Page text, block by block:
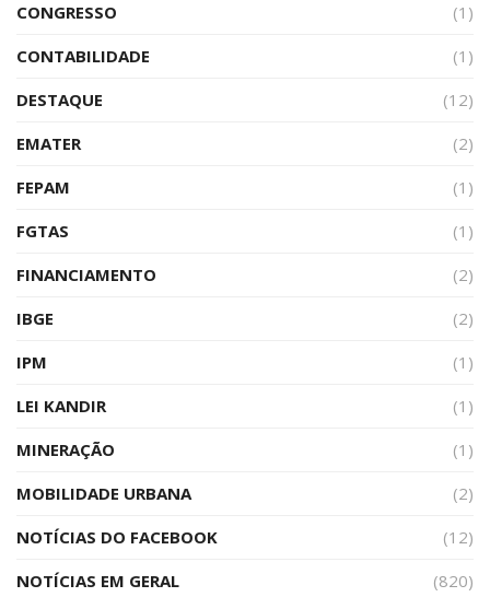
CONGRESSO
(1)
CONTABILIDADE
(1)
DESTAQUE
(12)
EMATER
(2)
FEPAM
(1)
FGTAS
(1)
FINANCIAMENTO
(2)
IBGE
(2)
IPM
(1)
LEI KANDIR
(1)
MINERAÇÃO
(1)
MOBILIDADE URBANA
(2)
NOTÍCIAS DO FACEBOOK
(12)
NOTÍCIAS EM GERAL
(820)